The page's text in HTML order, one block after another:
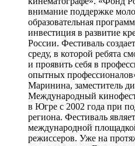
внимание поддержке
образовательная
инвестиция в развитие
России. Фестиваль
среду, в которой ребята
и проявить себя в
опытных
Маринина, заместитель
Международный
в Югре с 2002 года при
региона. Фестиваль
международной
режиссеров. Уже на